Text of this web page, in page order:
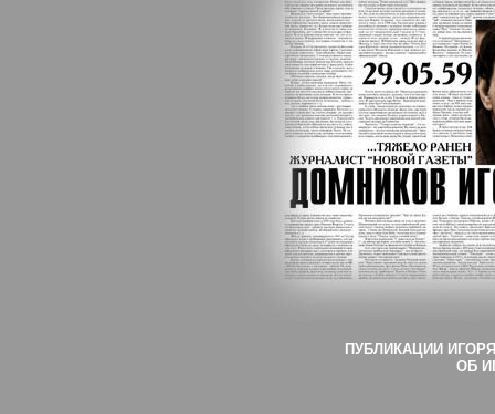
ПУБЛИКАЦИИ
ОБ